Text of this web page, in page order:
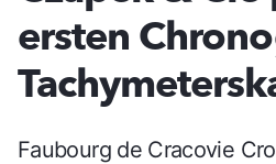
ersten
Faubourg de Cracovie